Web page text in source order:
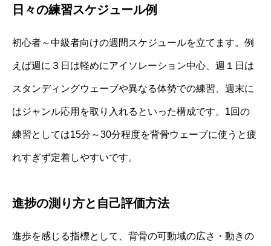
日々の練習スケジュール例
初心者～中級者向けの週間スケジュールを立てます。例
えば週に３日は軽めにアイソレーション中心、週１日は
スタンディングウェーブや異なる体勢での練習、週末に
はジャンル応用を取り入れるといった構成です。1回の
練習としては15分～30分程度を背骨ウェーブに使うと疲
れすぎず定着しやすいです。
進捗の測り方と自己評価方法
進歩を感じる指標として、背骨の可動域の広さ・動きの